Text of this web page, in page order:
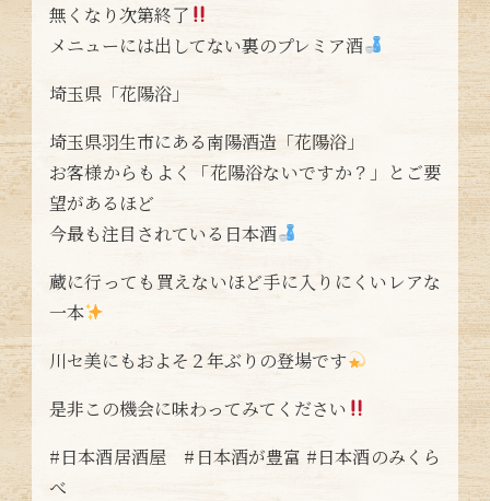
無くなり次第終了
メニューには出してない裏のプレミア酒
埼玉県「花陽浴」
埼玉県羽生市にある南陽酒造「花陽浴」
お客様からもよく「花陽浴ないですか？」とご要
望があるほど
今最も注目されている日本酒
蔵に行っても買えないほど手に入りにくいレアな
一本
川セ美にもおよそ２年ぶりの登場です
是非この機会に味わってみてください
#日本酒居酒屋 #日本酒が豊富 #日本酒のみくら
べ